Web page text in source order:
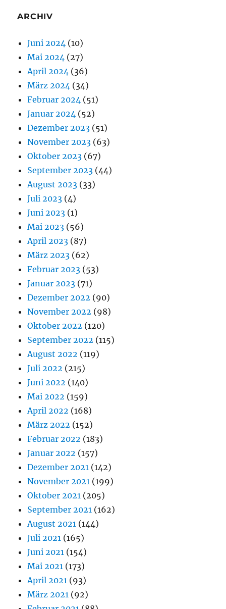
ARCHIV
Juni 2024 (10)
Mai 2024 (27)
April 2024 (36)
März 2024 (34)
Februar 2024 (51)
Januar 2024 (52)
Dezember 2023 (51)
November 2023 (63)
Oktober 2023 (67)
September 2023 (44)
August 2023 (33)
Juli 2023 (4)
Juni 2023 (1)
Mai 2023 (56)
April 2023 (87)
März 2023 (62)
Februar 2023 (53)
Januar 2023 (71)
Dezember 2022 (90)
November 2022 (98)
Oktober 2022 (120)
September 2022 (115)
August 2022 (119)
Juli 2022 (215)
Juni 2022 (140)
Mai 2022 (159)
April 2022 (168)
März 2022 (152)
Februar 2022 (183)
Januar 2022 (157)
Dezember 2021 (142)
November 2021 (199)
Oktober 2021 (205)
September 2021 (162)
August 2021 (144)
Juli 2021 (165)
Juni 2021 (154)
Mai 2021 (173)
April 2021 (93)
März 2021 (92)